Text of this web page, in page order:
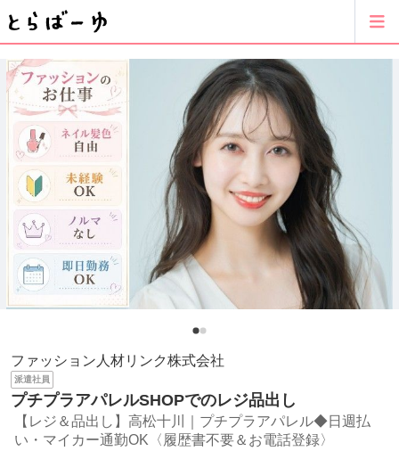
ファッション人材リンク株式会社
派遣社員
プチプラアパレルSHOPでのレジ品出し
【レジ＆品出し】高松十川｜プチプラアパレル◆日週払
い・マイカー通勤OK〈履歴書不要＆お電話登録〉